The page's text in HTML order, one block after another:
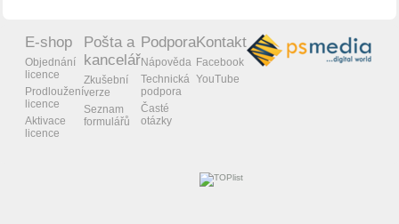
E-shop
Objednání
licence
Prodloužení
licence
Aktivace
licence
Pošta a
kancelář
Zkušební
verze
Seznam
formulářů
Podpora
Nápověda
Technická
podpora
Časté
otázky
Kontakt
Facebook
YouTube